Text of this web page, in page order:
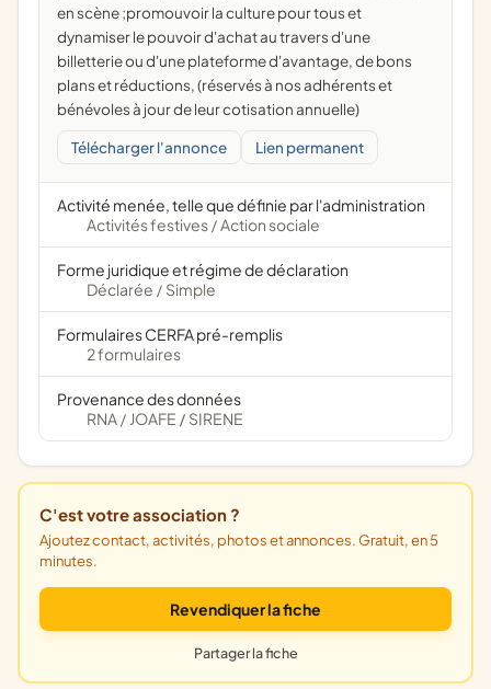
en scène ;promouvoir la culture pour tous et
dynamiser le pouvoir d'achat au travers d'une
billetterie ou d'une plateforme d'avantage, de bons
plans et réductions, (réservés à nos adhérents et
bénévoles à jour de leur cotisation annuelle)
Télécharger l'annonce Lien permanent
Activité menée, telle que définie par l'administration
Activités festives / Action sociale
Forme juridique et régime de déclaration
Déclarée / Simple
Formulaires CERFA pré-remplis
2 formulaires
Provenance des données
RNA / JOAFE / SIRENE
C'est votre association ?
Ajoutez contact, activités, photos et annonces. Gratuit, en 5
minutes.
Revendiquer la fiche
Partager la fiche